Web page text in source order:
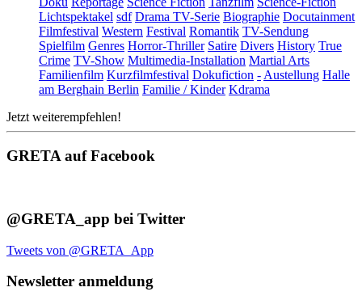
Lichtspektakel sdf Drama TV-Serie Biographie Docutainment
Filmfestival Western Festival Romantik TV-Sendung
Spielfilm Genres Horror-Thriller Satire Divers History True
Crime TV-Show Multimedia-Installation Martial Arts
Familienfilm Kurzfilmfestival Dokufiction - Austellung Halle
am Berghain Berlin Familie / Kinder Kdrama
Jetzt weiterempfehlen!
GRETA auf Facebook
@GRETA_app bei Twitter
Tweets von @GRETA_App
Newsletter anmeldung